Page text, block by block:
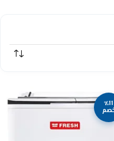
٪11